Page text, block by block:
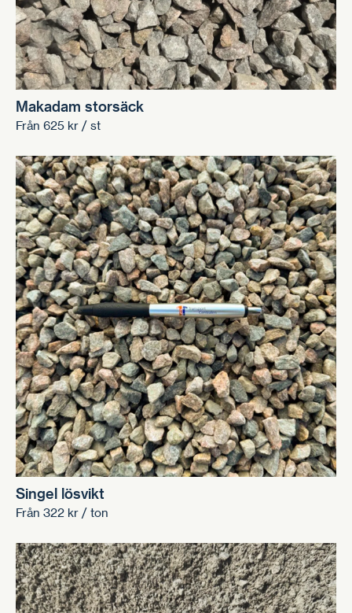
Makadam storsäck
Från 625 kr / st
Singel lösvikt
Från 322 kr / ton